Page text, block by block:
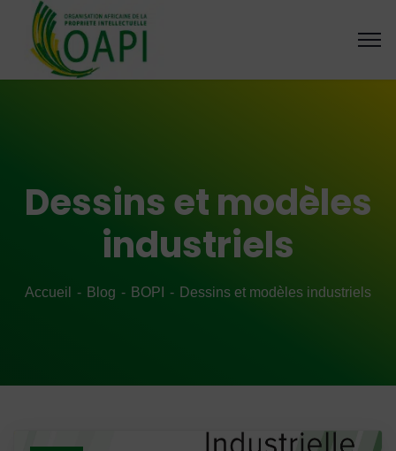
Dessins et modèles
industriels
Accueil Blog BOPI Dessins et modèles industriels